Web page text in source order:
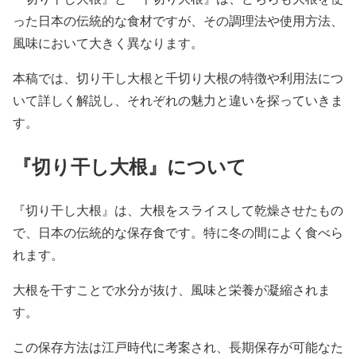
った日本の伝統的な食材ですが、その調理法や使用方法、
風味において大きく異なります。
本稿では、切り干し大根と千切り大根の特徴や利用法につ
いて詳しく解説し、それぞれの魅力と違いを探っていきま
す。
『切り干し大根』について
『切り干し大根』は、大根をスライスして乾燥させたもの
で、日本の伝統的な保存食です。特に冬の間によく食べら
れます。
大根を干すことで水分が抜け、風味と栄養が凝縮されま
す。
この保存方法は江戸時代に考案され、長期保存が可能なた